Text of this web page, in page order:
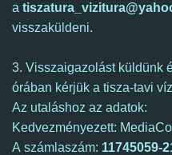
a
visszaküldeni.
3. Visszaigazolást küldünk
órában kérjük a tisza-tavi
Az utaláshoz az adatok:
Kedvezményezett:
A számlaszám: 11745059-